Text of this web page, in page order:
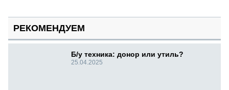
РЕКОМЕНДУЕМ
Б/у техника: донор или утиль?
25.04.2025